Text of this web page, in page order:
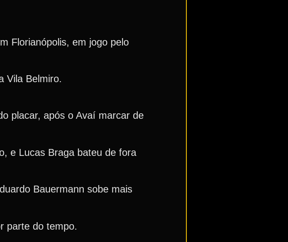
Florianópolis, em jogo pelo
Vila Belmiro.
placar, após o Avaí marcar de
e Lucas Braga bateu de fora
Bauermann sobe mais
parte do tempo.